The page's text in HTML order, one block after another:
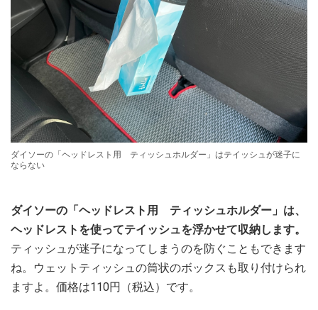
ダイソーの「ヘッドレスト用 ティッシュホルダー」はテイッシュが迷子に
ならない
ダイソーの「ヘッドレスト用 ティッシュホルダー」は、
ヘッドレストを使ってテイッシュを浮かせて収納します。
ティッシュが迷子になってしまうのを防ぐこともできます
ね。ウェットティッシュの筒状のボックスも取り付けられ
ますよ。価格は110円（税込）です。